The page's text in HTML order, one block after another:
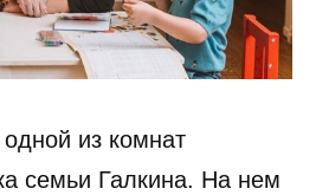
из комнат
семьи Галкина. На нем